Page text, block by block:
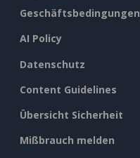
Geschäftsbedingungen
AI Policy
Datenschutz
Content Guidelines
Übersicht Sicherheit
Mißbrauch melden